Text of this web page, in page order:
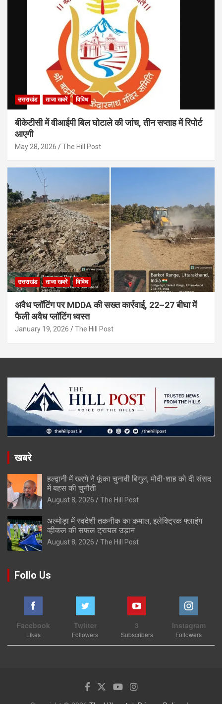
उत्तराखंड ताजा खबरें विविध
बीकेटीसी में वीआईपी बिल घोटाले की जांच, तीन सप्ताह में रिपोर्ट
आएगी
May 28, 2026 The Hill Post
उत्तराखंड ताजा खबरें विविध
अवैध प्लॉटिंग पर MDDA की सख्त कार्रवाई, 22–27 बीघा में
फैली अवैध प्लॉटिंग ध्वस्त
January 19, 2026 The Hill Post
खबरे
हल्द्वानी में खरगे ने फूंका चुनावी बिगुल, मोदी-शाह को दी संसद
में बहस की चुनौती
August 8, 2026 The Hill Post
अल्मोड़ा में स्वदेशी तकनीक का कमाल, इलेक्ट्रिक फ्लाइंग
व्हीकल की सफल ट्रायल उड़ान
August 8, 2026 The Hill Post
Follo Us
Facebook
Likes
Twitter
Followers
3
Subscribers
Instagram
Followers